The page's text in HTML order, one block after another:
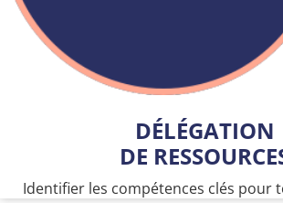
DÉLÉGATION
DE
Identifier les compétences clés pour